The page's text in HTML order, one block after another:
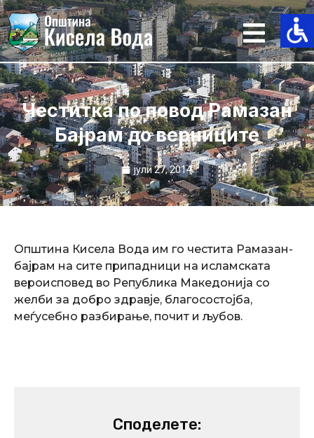
Skip
to
content
Честитка по повод Рамазан
Бајрам до верниците
јули 27, 2014
Општина Кисела Вода им го честита Рамазан-
бајрам на сите припадници на исламската
вероисповед во Република Македонија со
желби за добро здравје, благосостојба,
меѓусебно разбирање, почит и љубов.
Споделете: